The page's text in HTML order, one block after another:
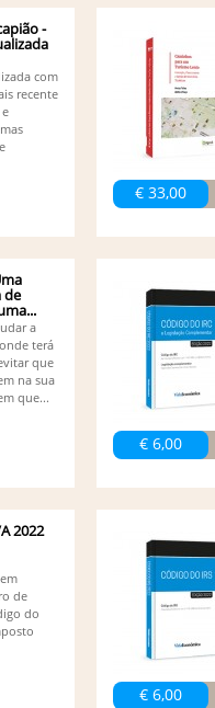
-
com
recente
€ 33,00
de
a
terá
que
na sua
que...
€ 6,00
2022
de
do
€ 6,00